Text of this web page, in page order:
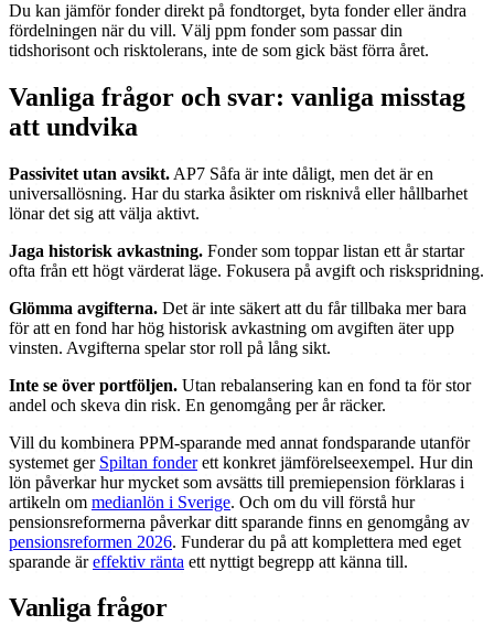
Du kan jämför fonder direkt på fondtorget, byta fonder eller ändra
fördelningen när du vill. Välj ppm fonder som passar din
tidshorisont och risktolerans, inte de som gick bäst förra året.
Vanliga frågor och svar: vanliga misstag
att undvika
Passivitet utan avsikt. AP7 Såfa är inte dåligt, men det är en
universallösning. Har du starka åsikter om risknivå eller hållbarhet
lönar det sig att välja aktivt.
Jaga historisk avkastning. Fonder som toppar listan ett år startar
ofta från ett högt värderat läge. Fokusera på avgift och riskspridning.
Glömma avgifterna. Det är inte säkert att du får tillbaka mer bara
för att en fond har hög historisk avkastning om avgiften äter upp
vinsten. Avgifterna spelar stor roll på lång sikt.
Inte se över portföljen. Utan rebalansering kan en fond ta för stor
andel och skeva din risk. En genomgång per år räcker.
Vill du kombinera PPM-sparande med annat fondsparande utanför
systemet ger Spiltan fonderett konkret jämförelseexempel. Hur din
lön påverkar hur mycket som avsätts till premiepension förklaras i
artikeln om medianlön i Sverige. Och om du vill förstå hur
pensionsreformerna påverkar ditt sparande finns en genomgång av
pensionsreformen 2026. Funderar du på att komplettera med eget
sparande äreffektiv ränta ett nyttigt begrepp att känna till.
Vanliga frågor